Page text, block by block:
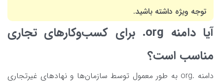
توجه ویژه داشته باشید.
آیا دامنه org. برای کسب‌وکارهای تجاری
مناسب است؟
دامنه .org به طور معمول توسط سازمان‌ها و نهادهای غیرتجاری